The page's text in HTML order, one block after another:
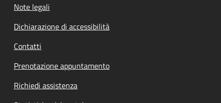
Note legali
Dichiarazione di accessibilità
Contatti
Prenotazione appuntamento
Richiedi assistenza